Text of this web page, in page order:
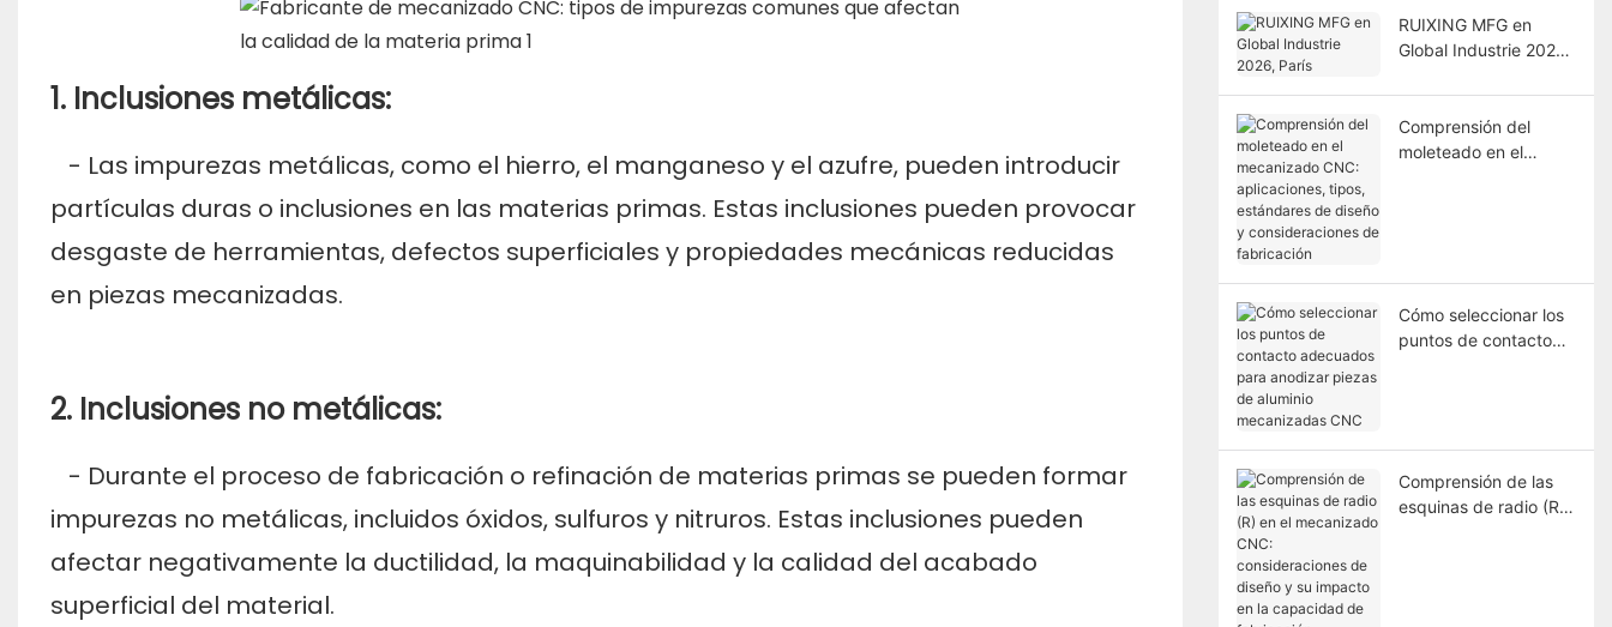
1. Inclusiones metálicas:
- Las impurezas metálicas, como el hierro, el manganeso y el azufre, pueden introducir
partículas duras o inclusiones en las materias primas. Estas inclusiones pueden provocar
desgaste de herramientas, defectos superficiales y propiedades mecánicas reducidas
en piezas mecanizadas.
2. Inclusiones no metálicas:
- Durante el proceso de fabricación o refinación de materias primas se pueden formar
impurezas no metálicas, incluidos óxidos, sulfuros y nitruros. Estas inclusiones pueden
afectar negativamente la ductilidad, la maquinabilidad y la calidad del acabado
superficial del material.
RUIXING MFG en
Global Industrie 2026,
Comprensión del
moleteado en el
Cómo seleccionar los
puntos de contacto
Comprensión de las
esquinas de radio (R)